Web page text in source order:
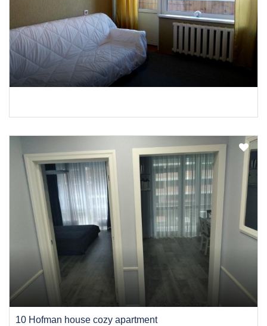
10 Hofman house cozy apartment